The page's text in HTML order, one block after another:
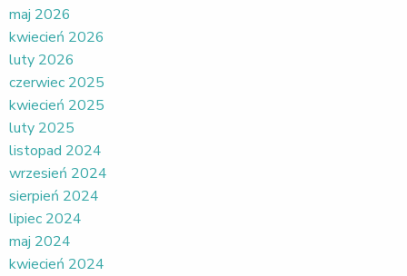
maj 2026
kwiecień 2026
luty 2026
czerwiec 2025
kwiecień 2025
luty 2025
listopad 2024
wrzesień 2024
sierpień 2024
lipiec 2024
maj 2024
kwiecień 2024